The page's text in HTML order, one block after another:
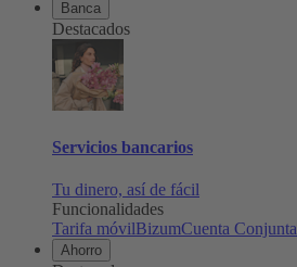
Banca
Destacados
Servicios bancarios
Tu dinero, así de fácil
Funcionalidades
Tarifa móvilBizumCuenta Conjunta
Ahorro